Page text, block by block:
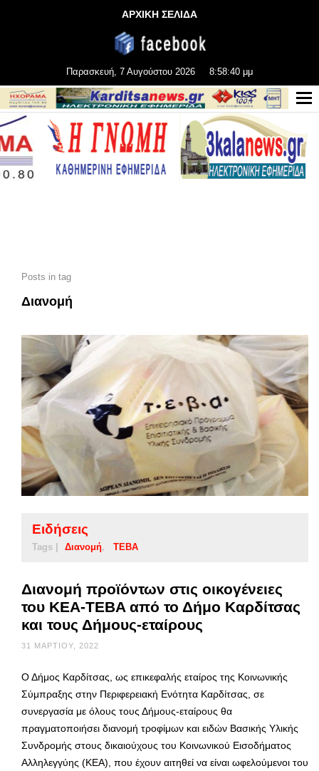
ΑΡΧΙΚΗ ΣΕΛΙΔΑ
Παρασκευή, 7 Αυγούστου 2026 8:58:42 μμ
Posts in tag
Διανομή
Ειδήσεις
Tags | Διανομή ΤΕΒΑ
Διανομή προϊόντων στις οικογένειες
του ΚΕΑ-TEBA από το Δήμο Καρδίτσας
και τους Δήμους-εταίρους
31 ΜΑΡΤΊΟΥ, 2022
Ο Δήμος Καρδίτσας, ως επικεφαλής εταίρος της Κοινωνικής
Σύμπραξης στην Περιφερειακή Ενότητα Καρδίτσας, σε
συνεργασία με όλους τους Δήμους-εταίρους θα
πραγματοποιήσει διανομή τροφίμων και ειδών Βασικής Υλικής
Συνδρομής στους δικαιούχους του Κοινωνικού Εισοδήματος
Αλληλεγγύης (ΚΕΑ), που έχουν αιτηθεί να είναι ωφελούμενοι του